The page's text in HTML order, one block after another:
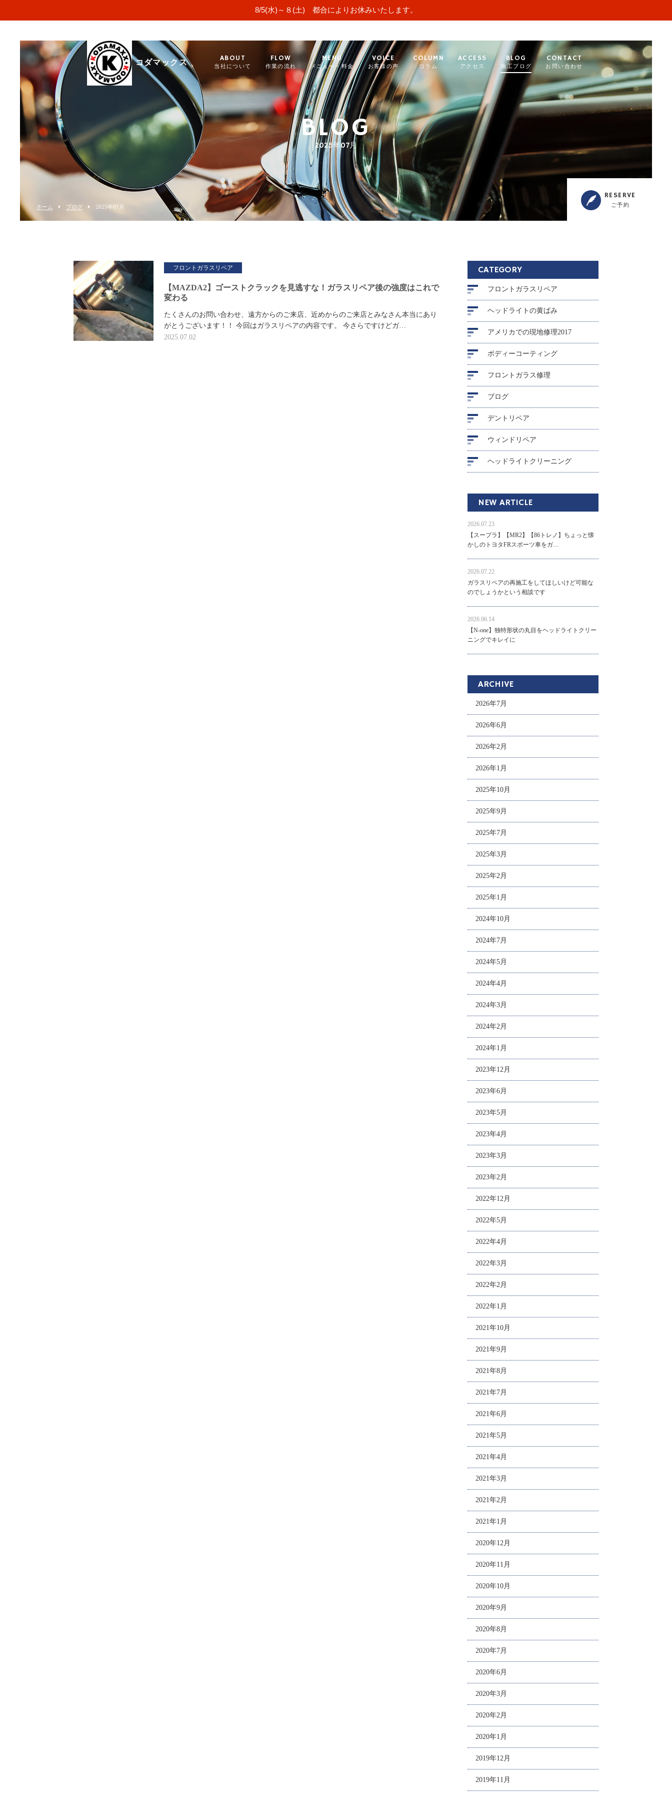
8/5(水)～８(土) 都合によりお休みいたします。
コダマックス
ABOUT
当社について
FLOW
作業の流れ
MENU
メニュー・料金
VOICE
お客様の声
COLUMN
コラム
ACCESS
アクセス
BLOG
施工ブログ
CONTACT
お問い合わせ
BLOG
2025年07月
ホーム ブログ 2025年07月
RESERVE
ご予約
フロントガラスリペア
【MAZDA2】ゴーストクラックを見逃すな！ガラスリペア後の強度はこれで
変わる
たくさんのお問い合わせ、遠方からのご来店、近めからのご来店とみなさん本当にあり
がとうございます！！ 今回はガラスリペアの内容です。 今さらですけどガ…
2025.07.02
CATEGORY
フロントガラスリペア
ヘッドライトの黄ばみ
アメリカでの現地修理2017
ボディーコーティング
フロントガラス修理
ブログ
デントリペア
ウィンドリペア
ヘッドライトクリーニング
NEW ARTICLE
2026.07.23
【スープラ】【MR2】【86トレノ】ちょっと懐
かしのトヨタFRスポーツ車をガ…
2026.07.22
ガラスリペアの再施工をしてほしいけど可能な
のでしょうかという相談です
2026.06.14
【N-one】独特形状の丸目をヘッドライトクリー
ニングでキレイに
ARCHIVE
2026年7月
2026年6月
2026年2月
2026年1月
2025年10月
2025年9月
2025年7月
2025年3月
2025年2月
2025年1月
2024年10月
2024年7月
2024年5月
2024年4月
2024年3月
2024年2月
2024年1月
2023年12月
2023年6月
2023年5月
2023年4月
2023年3月
2023年2月
2022年12月
2022年5月
2022年4月
2022年3月
2022年2月
2022年1月
2021年10月
2021年9月
2021年8月
2021年7月
2021年6月
2021年5月
2021年4月
2021年3月
2021年2月
2021年1月
2020年12月
2020年11月
2020年10月
2020年9月
2020年8月
2020年7月
2020年6月
2020年3月
2020年2月
2020年1月
2019年12月
2019年11月